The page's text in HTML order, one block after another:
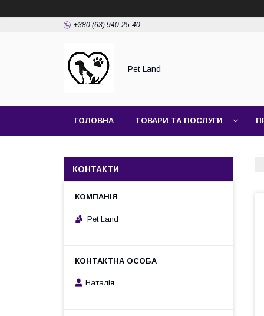
+380 (63) 940-25-40
Pet Land
ГОЛОВНА ТОВАРИ ТА ПОСЛУГИ
КОНТАКТИ
Pet Land
Наталiя